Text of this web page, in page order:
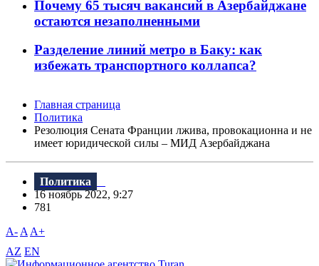
Почему 65 тысяч вакансий в Азербайджане
остаются незаполненными
Разделение линий метро в Баку: как
избежать транспортного коллапса?
Главная страница
Политика
Резолюция Сената Франции лжива, провокационна и не
имеет юридической силы – МИД Азербайджана
Политика
16 ноябрь 2022, 9:27
781
A- A A+
AZ EN